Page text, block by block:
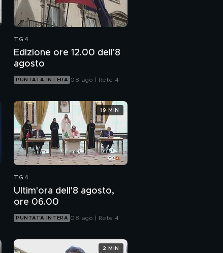
TG4
Edizione ore 12.00 dell'8
agosto
PUNTATA INTERA 08 ago | Rete 4
TG4
Ultim'ora dell'8 agosto,
ore 06.00
PUNTATA INTERA 08 ago | Rete 4
19 MIN
2 MIN